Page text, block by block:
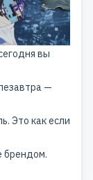
вы
—
Это как если
брендом.